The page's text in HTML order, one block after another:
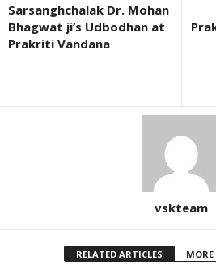
Sarsanghchalak Dr. Mohan
Bhagwat ji’s Udbodhan at
Prakriti Vandana
vskteam
RELATED ARTICLES